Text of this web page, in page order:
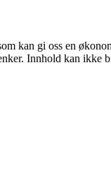
kan gi oss en
Innhold kan ikke